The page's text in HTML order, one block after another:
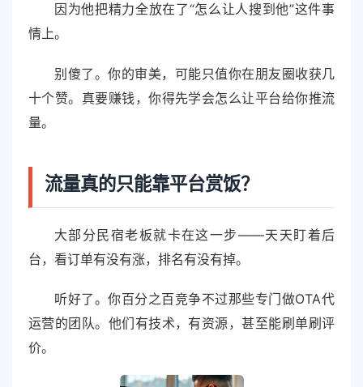
因为他把精力全放在了“怎么让人搜到他”这件事
情上。
别傻了。你的审美，可能只值你在朋友圈收获几
十个赞。真要赚钱，你得先学会怎么让平台给你推流
量。
流量真的只能靠平台赏饭？
大部分民宿老板就卡在这一步——天天盯着后
台，看订单有没有涨，排名有没有掉。
听好了。你百分之百竞争不过那些专门做OTA代
运营的团队。他们有技术，有资源，甚至能刷单刷评
价。